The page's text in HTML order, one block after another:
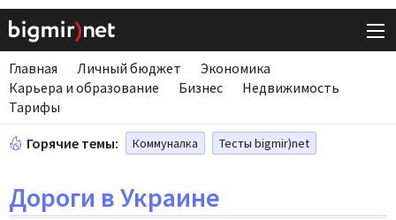
Главная Личный бюджет
Экономика
Карьера и образование
Бизнес
Недвижимость
Тарифы
Горячие темы: Коммуналка Тесты bigmir)net
Дороги в Украине